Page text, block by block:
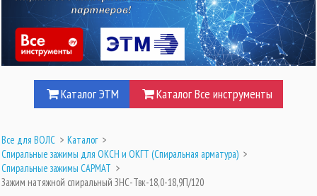
Каталог ЭТМ Каталог Все инструменты
Все для ВОЛС > Каталог >
Спиральные зажимы для ОКСН и ОКГТ (Cпиральная арматура) >
Спиральные зажимы САРМАТ >
Зажим натяжной спиральный ЗНС-Твк-18,0-18,9П/120